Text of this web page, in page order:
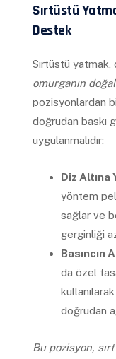
Sırtüstü
Destek
Sırtüstü yatmak,
omurganın
pozisyonlardan
doğrudan baskı
uygulanmalıdır:
Diz Altına
yöntem
sağlar ve
gerginliği
Basıncın
da özel
doğrudan
Bu pozisyon,